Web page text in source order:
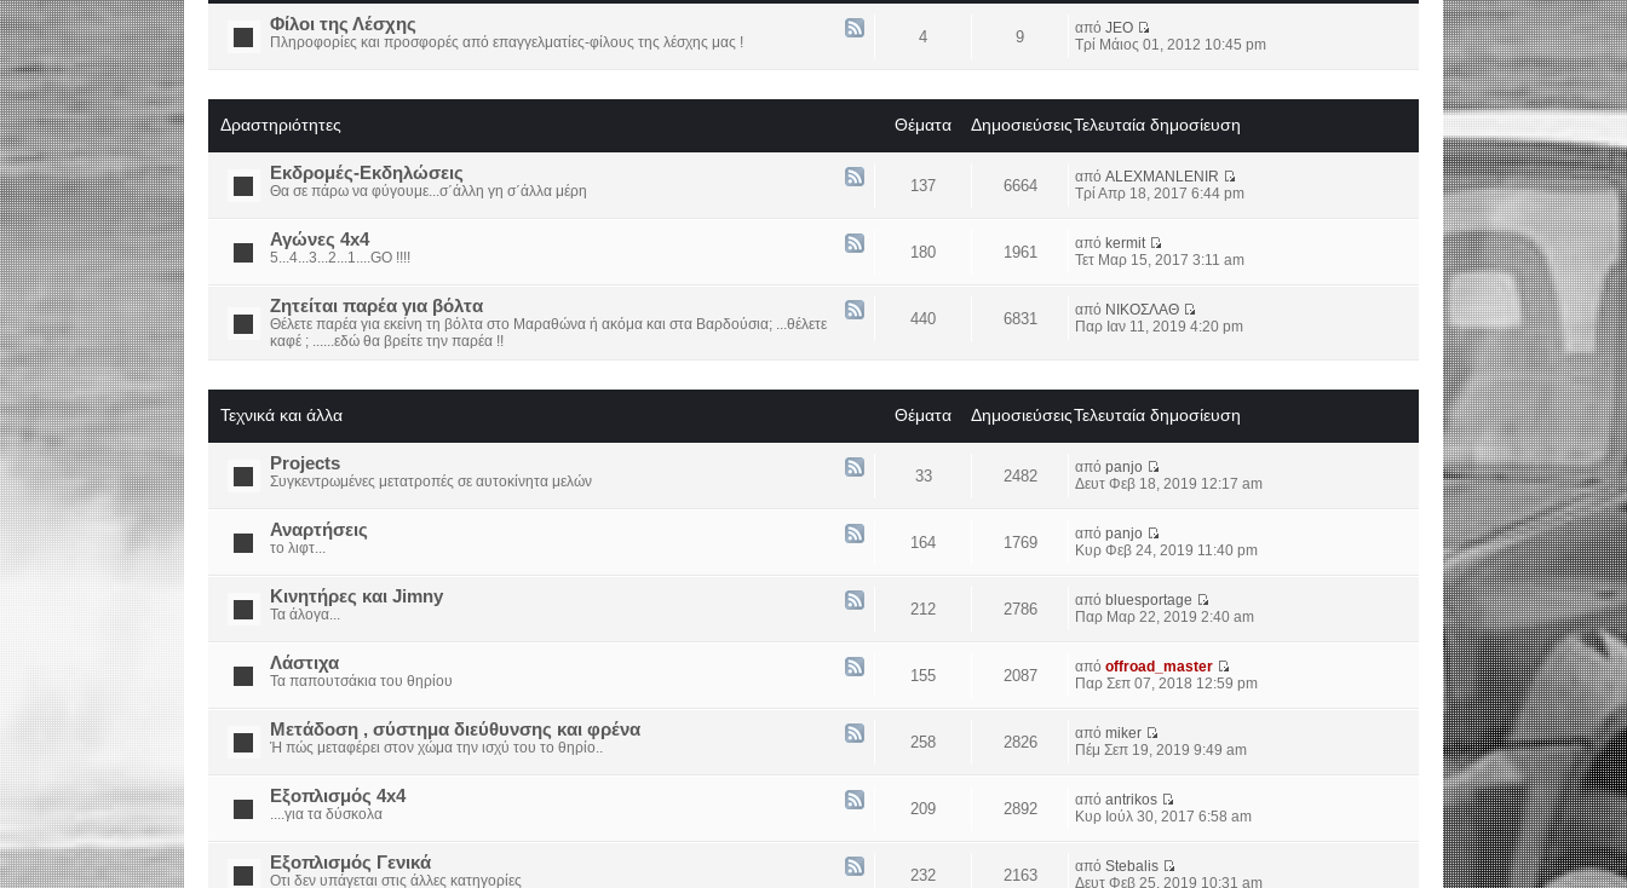
Φίλοι της Λέσχης
Πληροφορίες και προσφορές από επαγγελματίες-φίλους της λέσχης μας ! 4 9 απόJEO
Τρί Μάιος 01, 2012 10:45 pm
Δραστηριότητες Θέματα ΔημοσιεύσειςΤελευταία δημοσίευση
Εκδρομές-Εκδηλώσεις
Θα σε πάρω να φύγουμε...σ΄άλλη γη σ΄άλλα μέρη 137 6664 απόALEXMANLENIR
Τρί Απρ 18, 2017 6:44 pm
Αγώνες 4x4
5...4...3...2...1....GO !!!! 180 1961 από kermit
Τετ Μαρ 15, 2017 3:11 am
Ζητείται παρέα για βόλτα
Θέλετε παρέα για εκείνη τη βόλτα στο Μαραθώνα ή ακόμα και στα Βαρδούσια; ...θέλετε
καφέ ; ......εδώ θα βρείτε την παρέα !!
440 6831 από ΝΙΚΟΣΛΑΘ
Παρ Ιαν 11, 2019 4:20 pm
Τεχνικά και άλλα Θέματα ΔημοσιεύσειςΤελευταία δημοσίευση
Projects
Συγκεντρωμένες μετατροπές σε αυτοκίνητα μελών 33 2482 απόpanjo
Δευτ Φεβ 18, 2019 12:17 am
Αναρτήσεις
το λιφτ... 164 1769 απόpanjo
Κυρ Φεβ 24, 2019 11:40 pm
Κινητήρες και Jimny
Τα άλογα... 212 2786 από bluesportage
Παρ Μαρ 22, 2019 2:40 am
Λάστιχα
Τα παπουτσάκια του θηρίου 155 2087 απόoffroad_master
Παρ Σεπ 07, 2018 12:59 pm
Μετάδοση , σύστημα διεύθυνσης και φρένα
Ή πώς μεταφέρει στον χώμα την ισχύ του το θηρίο.. 258 2826 απόmiker
Πέμ Σεπ 19, 2019 9:49 am
Εξοπλισμός 4x4
....για τα δύσκολα 209 2892 απόantrikos
Κυρ Ιούλ 30, 2017 6:58 am
Εξοπλισμός Γενικά
Οτι δεν υπάγεται στις άλλες κατηγορίες 232 2163 απόStebalis
Δευτ Φεβ 25, 2019 10:31 am